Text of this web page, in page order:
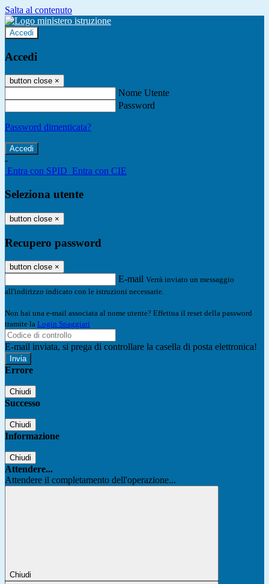
Salta al contenuto
Accedi
Accedi
button close ×
Nome Utente
Password
Password dimenticata?
-
Entra con SPID Entra con CIE
Seleziona utente
button close ×
Recupero password
button close ×
E-mail Verrà inviato un messaggio
all'indirizzo indicato con le istruzioni necessarie.
Non hai una e-mail associata al nome utente? Effettua il reset della password
tramite la Login Spaggiari
E-mail inviata, si prega di controllare la casella di posta elettronica!
Errore
Chiudi
Successo
Chiudi
Informazione
Chiudi
Attendere...
Attendere il completamento dell'operazione...
Chiudi